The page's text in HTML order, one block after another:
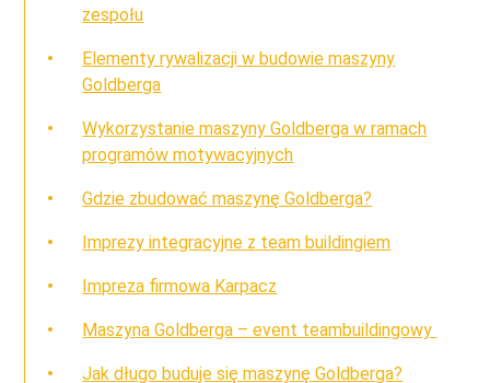
zespołu
Elementy rywalizacji w budowie maszyny
Goldberga
Wykorzystanie maszyny Goldberga w ramach
programów motywacyjnych
Gdzie zbudować maszynę Goldberga?
Imprezy integracyjne z team buildingiem
Impreza firmowa Karpacz
Maszyna Goldberga – event teambuildingowy
Jak długo buduje się maszynę Goldberga?